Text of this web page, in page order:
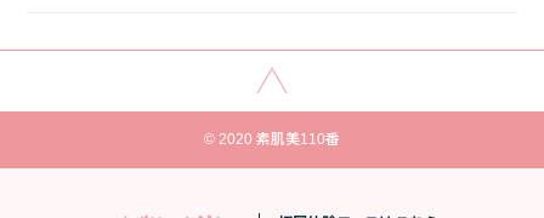
© 2020 素肌美110番